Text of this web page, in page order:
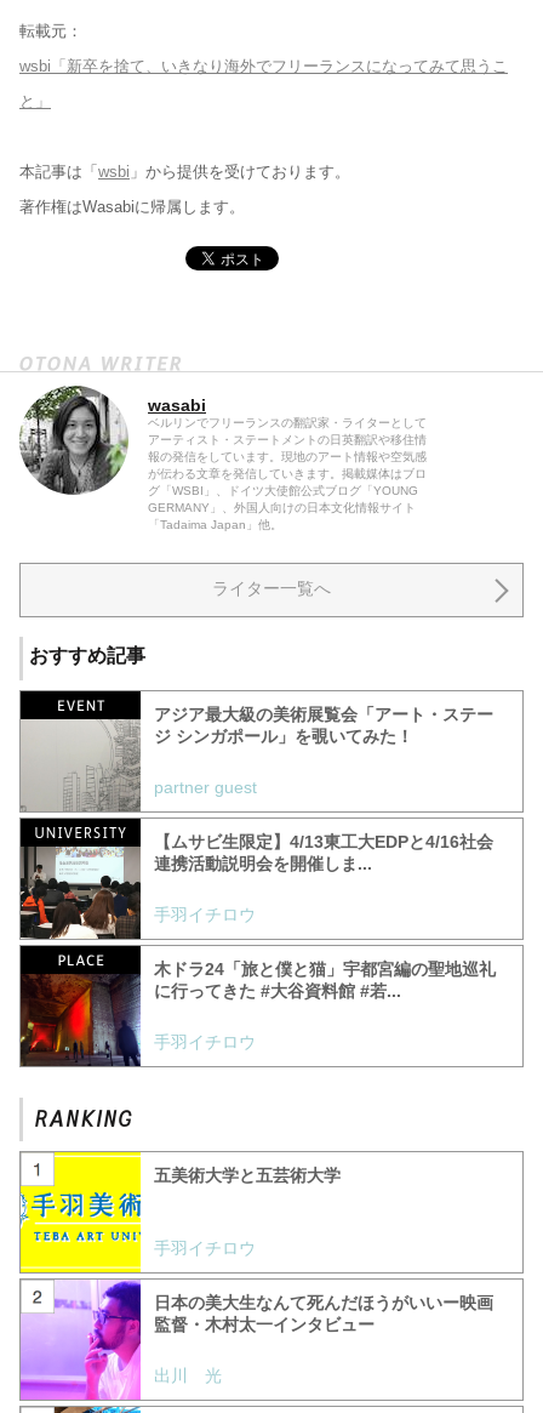
転載元：
wsbi「新卒を捨て、いきなり海外でフリーランスになってみて思うこ
と」
本記事は「 wsbi 」から提供を受けております。
著作権はWasabiに帰属します。
wasabi
ベルリンでフリーランスの翻訳家・ライターとして
アーティスト・ステートメントの日英翻訳や移住情
報の発信をしています。現地のアート情報や空気感
が伝わる文章を発信していきます。掲載媒体はブロ
グ「WSBI」、ドイツ大使館公式ブログ「YOUNG
GERMANY」、外国人向けの日本文化情報サイト
「Tadaima Japan」他。
ライター一覧へ
おすすめ記事
アジア最大級の美術展覧会「アート・ステー
ジ シンガポール」を覗いてみた！
partner guest
【ムサビ生限定】4/13東工大EDPと4/16社会
連携活動説明会を開催しま...
手羽イチロウ
木ドラ24「旅と僕と猫」宇都宮編の聖地巡礼
に行ってきた #大谷資料館 #若...
手羽イチロウ
五美術大学と五芸術大学
手羽イチロウ
日本の美大生なんて死んだほうがいいー映画
監督・木村太一インタビュー
出川 光